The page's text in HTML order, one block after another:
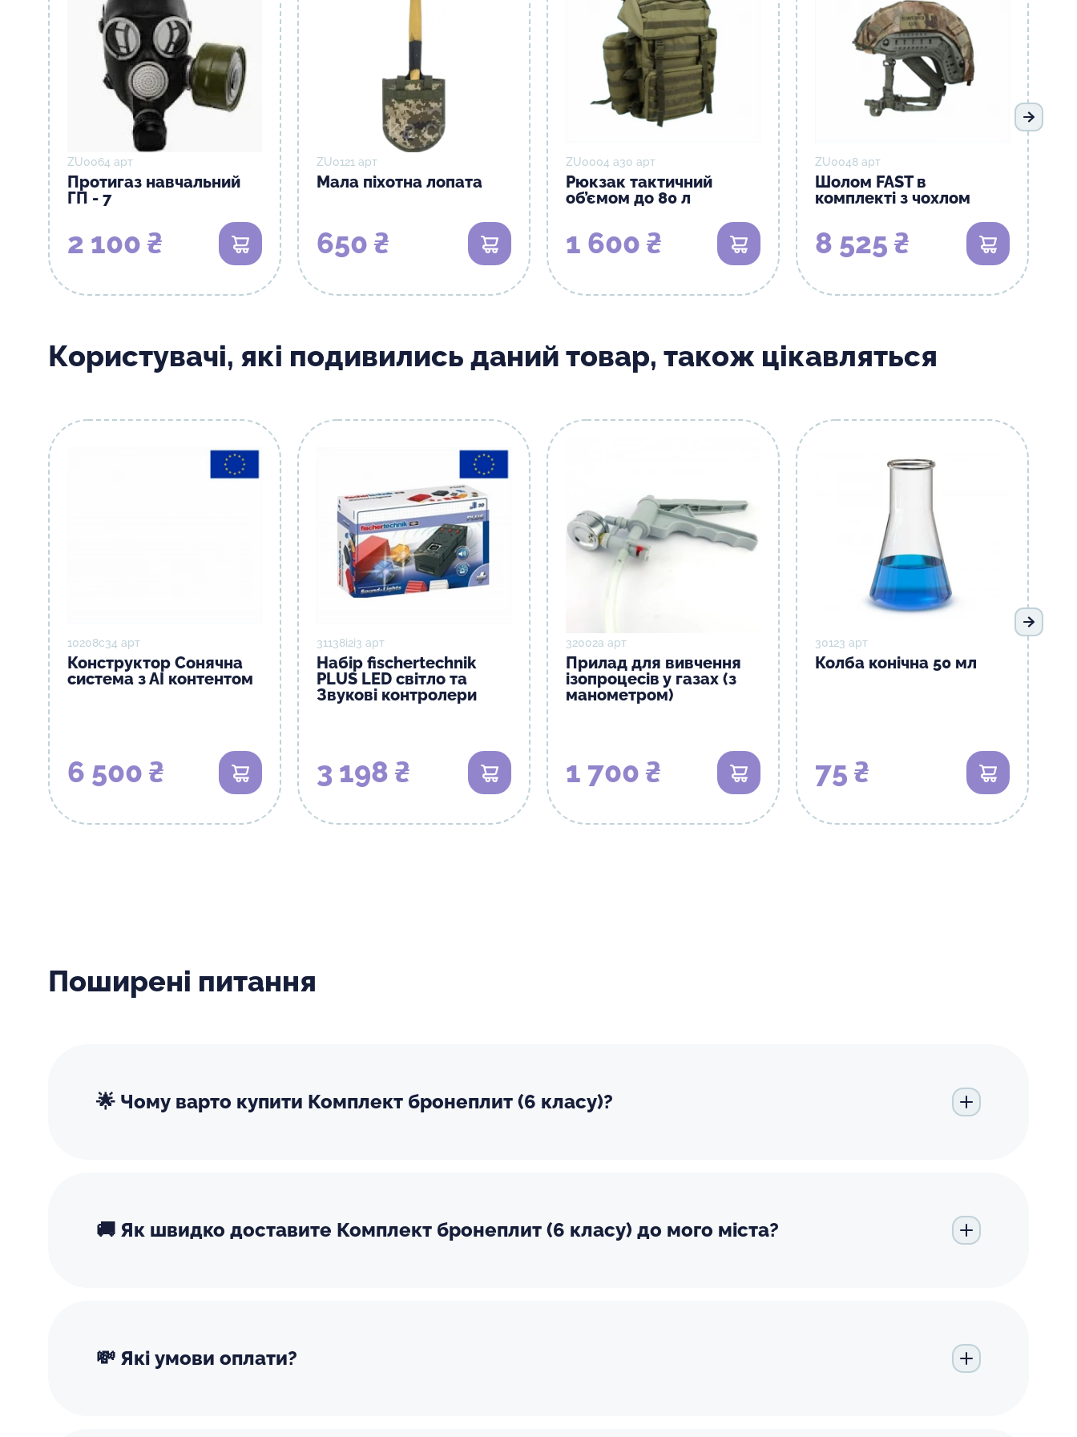
ZU0064 арт
Протигаз навчальний
ГП - 7
2 100 ₴ В кошик
ZU0121 арт
Мала піхотна лопата
650 ₴ В кошик
ZU0004 а30 арт
Рюкзак тактичний
об’ємом до 80 л
1 600 ₴ В кошик
ZU0048 арт
Шолом FAST в
комплекті з чохлом
8 525 ₴ В кошик
Користувачі, які подивились даний товар, також цікавляться
10208с34 арт
Конструктор Сонячна
система з АІ контентом
6 500 ₴ В кошик
31138і2і3 арт
Набір fischertechnik
PLUS LED світло та
Звукові контролери
3 198 ₴ В кошик
32002а арт
Прилад для вивчення
ізопроцесів у газах (з
манометром)
1 700 ₴ В кошик
30123 арт
Колба конічна 50 мл
75 ₴ В кошик
Поширені питання
🌟 Чому варто купити Комплект бронеплит (6 класу)?
🚚 Як швидко доставите Комплект бронеплит (6 класу) до мого міста?
💸 Які умови оплати?